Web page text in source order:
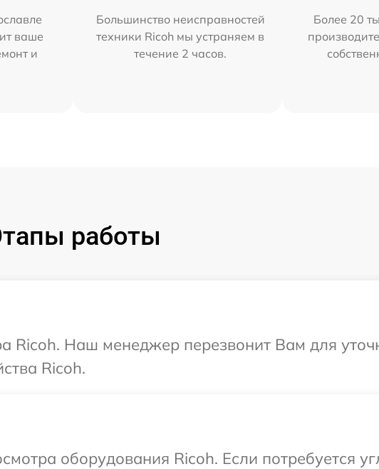
ваше
и
Большинство неисправностей
техники Ricoh мы устраняем в
течение 2 часов.
Более 20
работы
Ricoh. Наш менеджер перезвонит Вам для
Ricoh.
оборудования Ricoh. Если потребуется